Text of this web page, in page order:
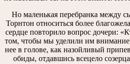
Но маленькая перебранка между
Торнтон относиться более
сердце повторило вопрос дочери:
том, чтобы мы уделили им
нее в голове, как назойливый
обиды, отдавшись всецело